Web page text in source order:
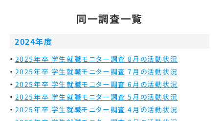
同一調査一覧
2024年度
2025年卒 学生就職モニター調査 8月の活動状況
2025年卒 学生就職モニター調査 7月の活動状況
2025年卒 学生就職モニター調査 6月の活動状況
2025年卒 学生就職モニター調査 5月の活動状況
2025年卒 学生就職モニター調査 4月の活動状況